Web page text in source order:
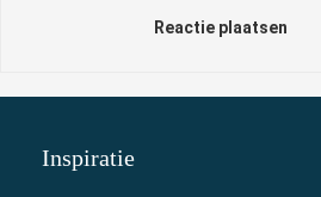
Reactie plaatsen
Inspiratie